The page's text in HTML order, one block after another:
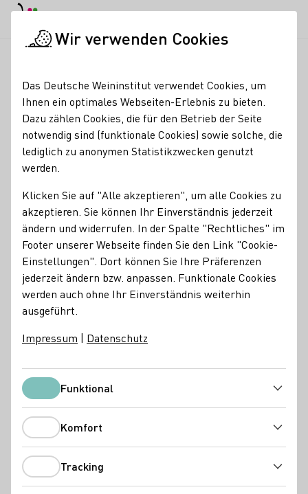
'Wines of Germany'-
Aktionswochen in aller
Welt
Die Genuss-Kampagne "31 Days of German Wine" kehrt im
Juli in das Vereinigte Königreich (UK) und nach Japan
zurück. Der Fokus geht dabei weit über die Rebsorte
Riesling hinaus. Das Deutsche Weininstitut (DWI) initiiert
ganzjährig und weltweit Präsentationen heimischer Weine.
DWI Aktuell
Wir verwenden Cookies
Das Deutsche Weininstitut verwendet Cookies, um
Ihnen ein optimales Webseiten-Erlebnis zu bieten.
Dazu zählen Cookies, die für den Betrieb der Seite
notwendig sind (funktionale Cookies) sowie solche, die
lediglich zu anonymen Statistikzwecken genutzt
werden.
Klicken Sie auf "Alle akzeptieren", um alle Cookies zu
akzeptieren. Sie können Ihr Einverständnis jederzeit
ändern und widerrufen. In der Spalte "Rechtliches" im
Footer unserer Webseite finden Sie den Link "Cookie-
Einstellungen". Dort können Sie Ihre Präferenzen
jederzeit ändern bzw. anpassen. Funktionale Cookies
werden auch ohne Ihr Einverständnis weiterhin
ausgeführt.
Impressum | Datenschutz
FunktionalFunktional
Komfort
Tracking